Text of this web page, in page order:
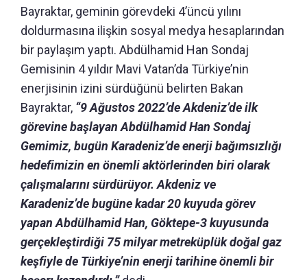
Bayraktar, geminin görevdeki 4’üncü yılını
doldurmasına ilişkin sosyal medya hesaplarından
bir paylaşım yaptı. Abdülhamid Han Sondaj
Gemisinin 4 yıldır Mavi Vatan’da Türkiye’nin
enerjisinin izini sürdüğünü belirten Bakan
Bayraktar, “9 Ağustos 2022’de Akdeniz’de ilk
görevine başlayan Abdülhamid Han Sondaj
Gemimiz, bugün Karadeniz’de enerji bağımsızlığı
hedefimizin en önemli aktörlerinden biri olarak
çalışmalarını sürdürüyor. Akdeniz ve
Karadeniz’de bugüne kadar 20 kuyuda görev
yapan Abdülhamid Han, Göktepe-3 kuyusunda
gerçekleştirdiği 75 milyar metreküplük doğal gaz
keşfiyle de Türkiye’nin enerji tarihine önemli bir